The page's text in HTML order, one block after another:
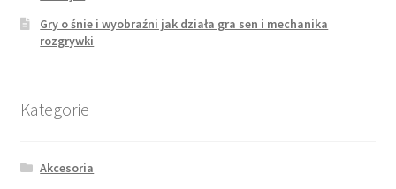
Gry o śnie i wyobraźni jak działa gra sen i mechanika
rozgrywki
Kategorie
Akcesoria